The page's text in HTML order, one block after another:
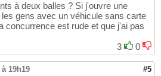
à deux balles ? Si j'ouvre une
gens avec un véhicule sans carte
concurrence est rude et que j'ai pas
3
0
à 19h19 #5